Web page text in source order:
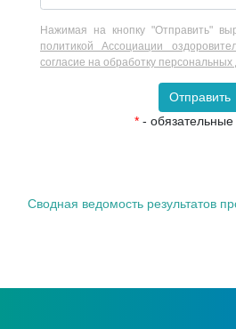
Нажимая на кнопку "Отправить"
политикой Ассоциации
согласие на обработку
Отправить
*- обязательные
Сводная ведомость результатов